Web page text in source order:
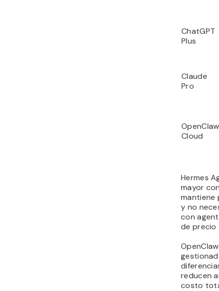
ChatGPT
Plus
Claude
Pro
OpenClaw
Cloud
Hermes
mayor
mantiene
y no
con
de precio
reducen
costo